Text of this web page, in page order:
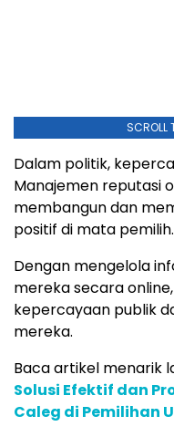
SCROLL
Dalam politik,
Manajemen reputasi
membangun dan
positif di mata pemilih.
Dengan mengelola
mereka secara
kepercayaan publik
mereka.
Baca artikel menarik
Solusi Efektif dan
Caleg di Pemilihan